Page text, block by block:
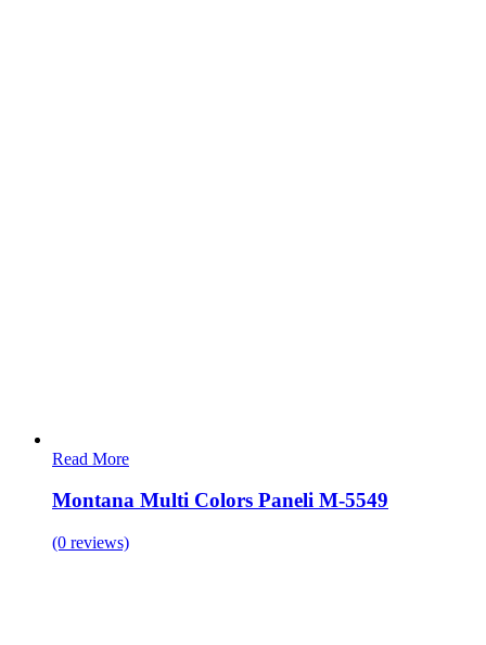
Read More
Montana Multi Colors Paneli M-5549
(0 reviews)